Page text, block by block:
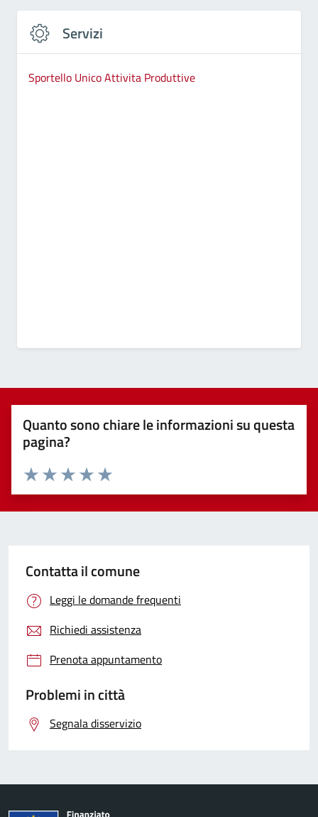
Servizi
Sportello Unico Attivita Produttive
Quanto sono chiare le informazioni su questa
pagina?
Valuta 5 stelle su 5
Valuta 4 stelle su 5
Valuta 3 stelle su 5
Valuta 2 stelle su 5
Valuta 1 stelle su 5
Contatta il comune
Leggi le domande frequenti
Richiedi assistenza
Prenota appuntamento
Problemi in città
Segnala disservizio